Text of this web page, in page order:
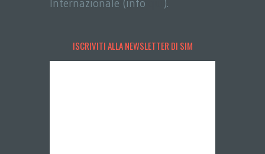
Internazionale (info
).
ISCRIVITI ALLA NEWSLETTER DI SIM